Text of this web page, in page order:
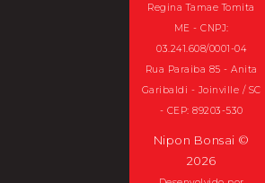
Regina Tamae Tomita
ME - CNPJ:
03.241.608/0001-04
Rua Paraiba 85 - Anita
Garibaldi - Joinville / SC
- CEP: 89203-530
Nipon Bonsai ©
2026